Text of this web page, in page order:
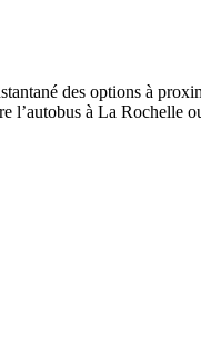
des options à
à La Rochelle